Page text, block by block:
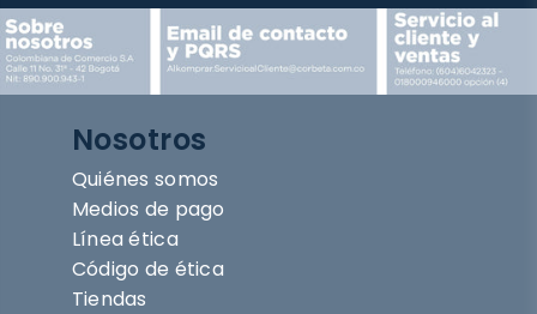
Nosotros
Quiénes somos
Medios de pago
Línea ética
Código de ética
Tiendas